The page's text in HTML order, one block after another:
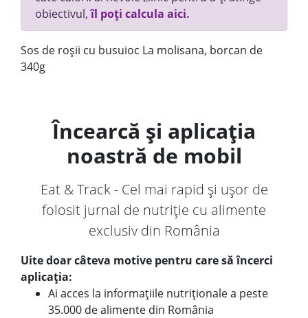
obiectivul,îl poți calcula aici.
Sos de roșii cu busuioc La molisana, borcan de
340g
Încearcă și aplicația
noastră de mobil
Eat & Track - Cel mai rapid și ușor de
folosit jurnal de nutriție cu alimente
exclusiv din România
Uite doar câteva motive pentru care să încerci
aplicația:
Ai acces la informațiile nutriționale a peste
35.000 de alimente din România